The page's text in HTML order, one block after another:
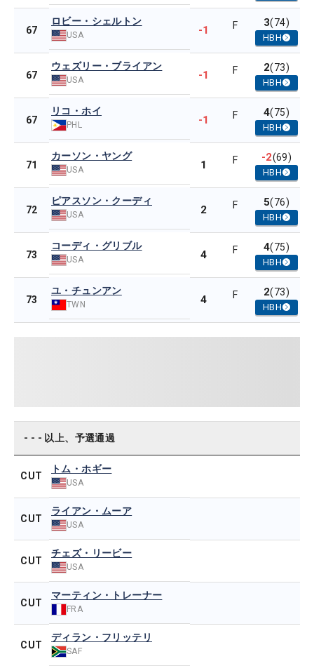
67
ロビー・シェルトン
USA -1 F 3(74)
HBH
67
ウェズリー・ブライアン
USA -1 F 2(73)
HBH
67
リコ・ホイ
PHL -1 F 4(75)
HBH
71
カーソン・ヤング
USA 1 F -2(69)
HBH
72
ピアスソン・クーディ
USA 2 F 5(76)
HBH
73
コーディ・グリブル
USA 4 F 4(75)
HBH
73
ユ・チュンアン
TWN 4 F 2(73)
HBH
- - - 以上、予選通過
CUT
トム・ホギー
USA
CUT
ライアン・ムーア
USA
CUT
チェズ・リービー
USA
CUT
マーティン・トレーナー
FRA
CUT
ディラン・フリッテリ
SAF